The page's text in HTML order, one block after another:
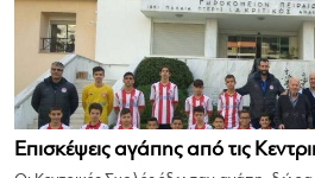
Επισκέψεις αγάπης από τις